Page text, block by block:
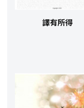
譯有所得